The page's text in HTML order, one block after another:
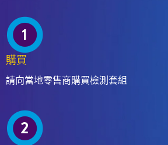
購買
請向當地零售商購買檢測套組